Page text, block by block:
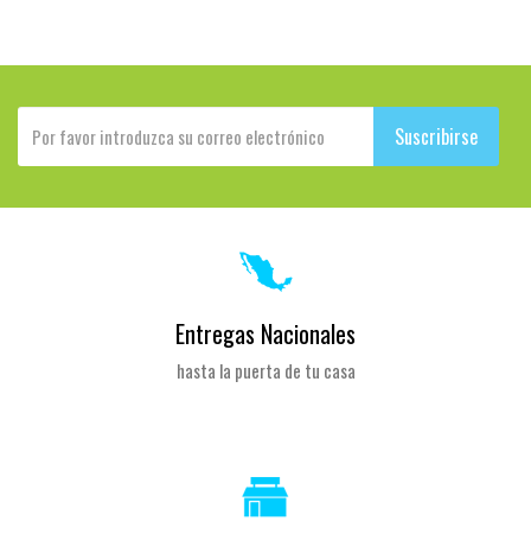
Suscribirse
Entregas Nacionales
hasta la puerta de tu casa